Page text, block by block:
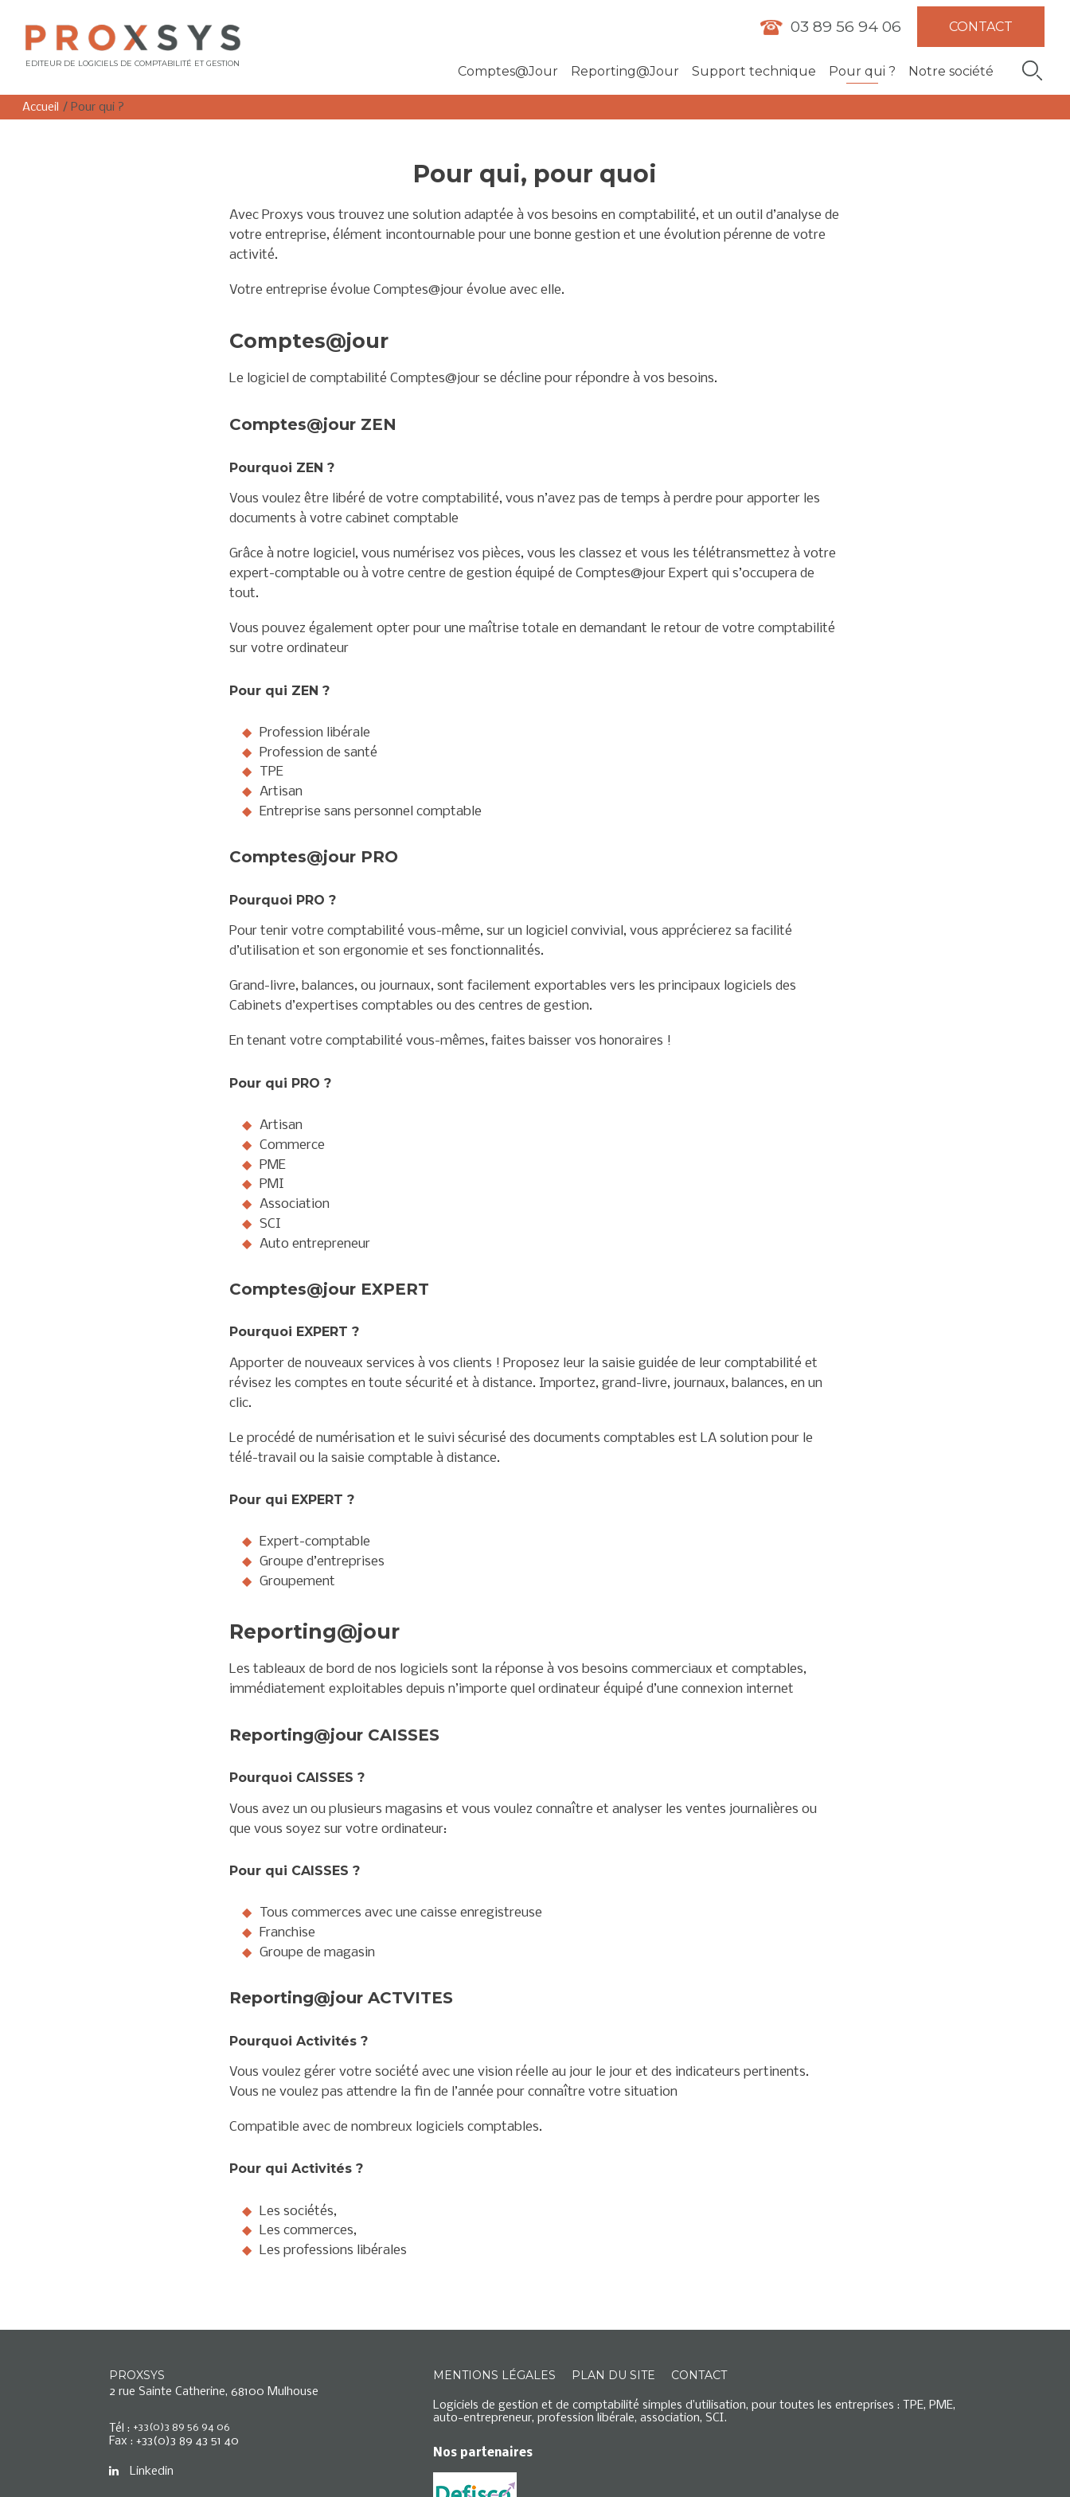
EDITEUR DE LOGICIELS DE COMPTABILITÉ ET GESTION
03 89 56 94 06 CONTACT
Comptes@Jour Reporting@Jour Support technique Pour qui ? Notre société
Accueil / Pour qui ?
Pour qui, pour quoi
Avec Proxys vous trouvez une solution adaptée à vos besoins en comptabilité, et un outil d’analyse de
votre entreprise, élément incontournable pour une bonne gestion et une évolution pérenne de votre
activité.
Votre entreprise évolue Comptes@jour évolue avec elle.
Comptes@jour
Le logiciel de comptabilité Comptes@jour se décline pour répondre à vos besoins.
Comptes@jour ZEN
Pourquoi ZEN ?
Vous voulez être libéré de votre comptabilité, vous n’avez pas de temps à perdre pour apporter les
documents à votre cabinet comptable
Grâce à notre logiciel, vous numérisez vos pièces, vous les classez et vous les télétransmettez à votre
expert-comptable ou à votre centre de gestion équipé de Comptes@jour Expert qui s’occupera de
tout.
Vous pouvez également opter pour une maîtrise totale en demandant le retour de votre comptabilité
sur votre ordinateur
Pour qui ZEN ?
Profession libérale
Profession de santé
TPE
Artisan
Entreprise sans personnel comptable
Comptes@jour PRO
Pourquoi PRO ?
Pour tenir votre comptabilité vous-même, sur un logiciel convivial, vous apprécierez sa facilité
d’utilisation et son ergonomie et ses fonctionnalités.
Grand-livre, balances, ou journaux, sont facilement exportables vers les principaux logiciels des
Cabinets d’expertises comptables ou des centres de gestion.
En tenant votre comptabilité vous-mêmes, faites baisser vos honoraires !
Pour qui PRO ?
Artisan
Commerce
PME
PMI
Association
SCI
Auto entrepreneur
Comptes@jour EXPERT
Pourquoi EXPERT ?
Apporter de nouveaux services à vos clients ! Proposez leur la saisie guidée de leur comptabilité et
révisez les comptes en toute sécurité et à distance. Importez, grand-livre, journaux, balances, en un
clic.
Le procédé de numérisation et le suivi sécurisé des documents comptables est LA solution pour le
télé-travail ou la saisie comptable à distance.
Pour qui EXPERT ?
Expert-comptable
Groupe d’entreprises
Groupement
Reporting@jour
Les tableaux de bord de nos logiciels sont la réponse à vos besoins commerciaux et comptables,
immédiatement exploitables depuis n’importe quel ordinateur équipé d’une connexion internet
Reporting@jour CAISSES
Pourquoi CAISSES ?
Vous avez un ou plusieurs magasins et vous voulez connaître et analyser les ventes journalières ou
que vous soyez sur votre ordinateur:
Pour qui CAISSES ?
Tous commerces avec une caisse enregistreuse
Franchise
Groupe de magasin
Reporting@jour ACTVITES
Pourquoi Activités ?
Vous voulez gérer votre société avec une vision réelle au jour le jour et des indicateurs pertinents.
Vous ne voulez pas attendre la fin de l’année pour connaître votre situation
Compatible avec de nombreux logiciels comptables.
Pour qui Activités ?
Les sociétés,
Les commerces,
Les professions libérales
PROXSYS
2 rue Sainte Catherine, 68100 Mulhouse
Tél : +33(0)3 89 56 94 06
Fax : +33(0)3 89 43 51 40
Linkedin
MENTIONS LÉGALES PLAN DU SITE CONTACT
Logiciels de gestion et de comptabilité simples d’utilisation, pour toutes les entreprises : TPE, PME,
auto-entrepreneur, profession libérale, association, SCI.
Nos partenaires